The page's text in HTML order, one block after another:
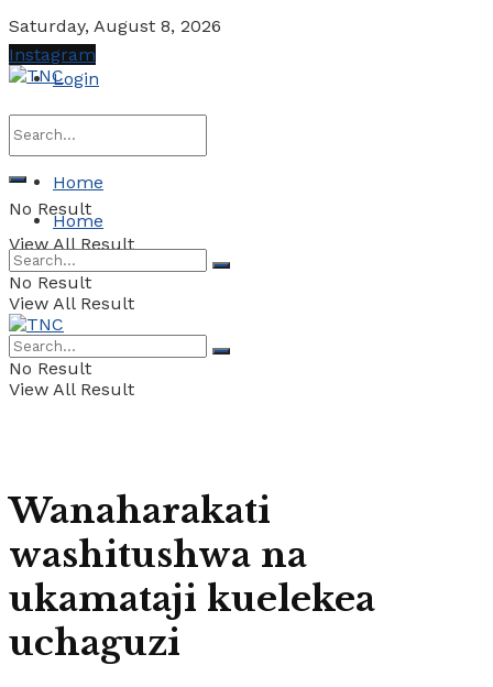
Saturday, August 8, 2026
Login
No Result
View All Result
Instagram
Home
Home
No Result
View All Result
No Result
View All Result
Wanaharakati
washitushwa na
ukamataji kuelekea
uchaguzi